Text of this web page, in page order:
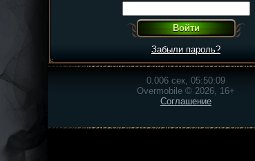
Забыли пароль?
0.006 сек, 05:50:09
Overmobile © 2026, 16+
Соглашение